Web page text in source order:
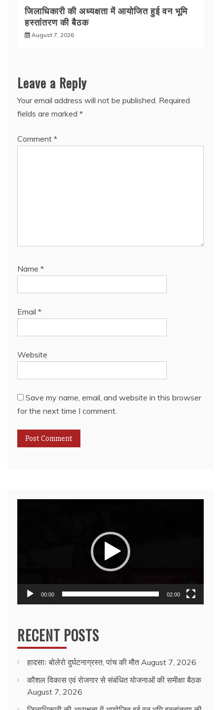
जिलाधिकारी की अध्यक्षता में आयोजित हुई वन भूमि
हस्तांतरण की बैठक
August 7, 2026
Leave a Reply
Your email address will not be published. Required
fields are marked *
Comment *
Name *
Email *
Website
Save my name, email, and website in this browser
for the next time I comment.
00:00 02:00
RECENT POSTS
हादसाः बोलेरो दुर्घटनाग्रस्त, पांच की मौत August 7, 2026
कौशल विकास एवं रोजगार से संबंधित योजनाओं की समीक्षा बैठक
August 7, 2026